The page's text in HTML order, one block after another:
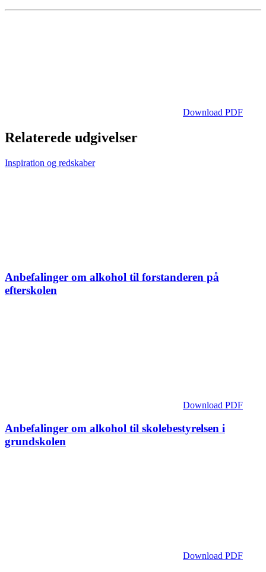
Download PDF
Relaterede udgivelser
Inspiration og redskaber
Anbefalinger om alkohol til forstanderen på
efterskolen
Download PDF
Anbefalinger om alkohol til skolebestyrelsen i
grundskolen
Download PDF